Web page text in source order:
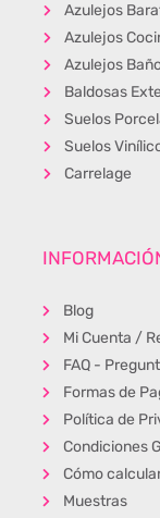
Azulejos
Azulejos
Azulejos
Baldosas
Suelos
Suelos
Carrelage
Blog
Mi Cuenta /
FAQ -
Formas de
Política de
Condiciones
Cómo
Muestras